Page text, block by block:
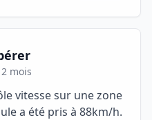
mois
vitesse sur une zone
a été pris à 88km/h.